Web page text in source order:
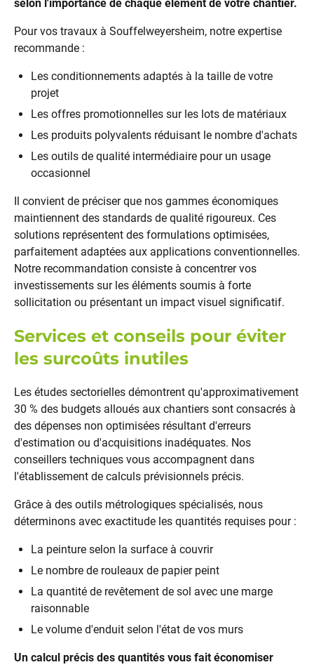
selon l'importance de chaque élément de votre chantier.
Pour vos travaux à Souffelweyersheim, notre expertise
recommande :
Les conditionnements adaptés à la taille de votre
projet
Les offres promotionnelles sur les lots de matériaux
Les produits polyvalents réduisant le nombre d'achats
Les outils de qualité intermédiaire pour un usage
occasionnel
Il convient de préciser que nos gammes économiques
maintiennent des standards de qualité rigoureux. Ces
solutions représentent des formulations optimisées,
parfaitement adaptées aux applications conventionnelles.
Notre recommandation consiste à concentrer vos
investissements sur les éléments soumis à forte
sollicitation ou présentant un impact visuel significatif.
Services et conseils pour éviter
les surcoûts inutiles
Les études sectorielles démontrent qu'approximativement
30 % des budgets alloués aux chantiers sont consacrés à
des dépenses non optimisées résultant d'erreurs
d'estimation ou d'acquisitions inadéquates. Nos
conseillers techniques vous accompagnent dans
l'établissement de calculs prévisionnels précis.
Grâce à des outils métrologiques spécialisés, nous
déterminons avec exactitude les quantités requises pour :
La peinture selon la surface à couvrir
Le nombre de rouleaux de papier peint
La quantité de revêtement de sol avec une marge
raisonnable
Le volume d'enduit selon l'état de vos murs
Un calcul précis des quantités vous fait économiser